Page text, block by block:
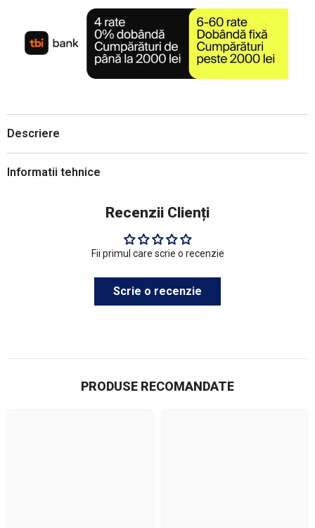
Descriere
Informatii tehnice
Recenzii Clienți
Fii primul care scrie o recenzie
Scrie o recenzie
PRODUSE RECOMANDATE